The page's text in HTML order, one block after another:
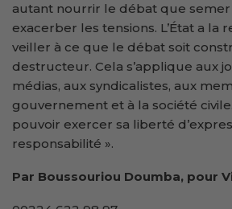
autant nourrir le débat que
exacerber les tensions. L’État a la
veiller à ce que le débat soit
destructeur. Cela s’applique aux
médias, aux syndicalistes, aux
gouvernement et à la société
pouvoir exercer sa liberté
responsabilité ».
Par Boussouriou Doumba, pour